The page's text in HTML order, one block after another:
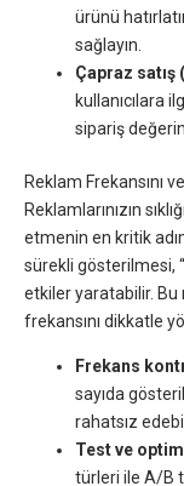
ürünü
sağlayın.
Çapraz
kullanıcılara
sipariş
Reklam Frekansını
Reklamlarınızın
etmenin en kritik
sürekli gösterilmesi,
etkiler yaratabilir. Bu
frekansını dikkatle
Frekans
sayıda
rahatsız
Test ve
türleri ile A/B